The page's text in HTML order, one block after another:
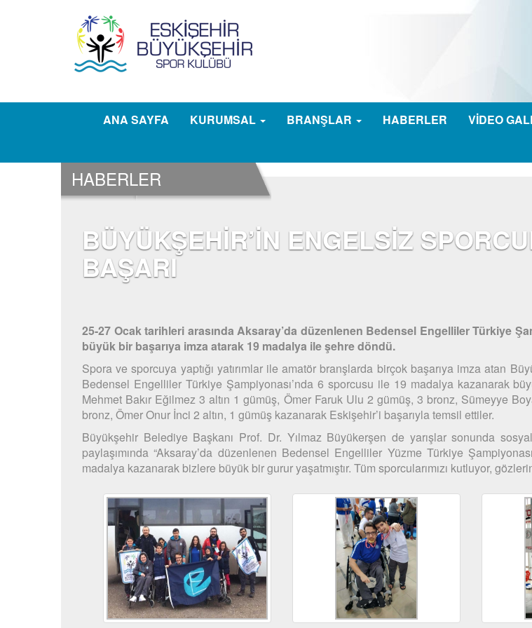
ANA SAYFA KURUMSAL BRANŞLAR HABERLER VİDEO
HABERLER
BÜYÜKŞEHİR’İN ENGELSİZ
BAŞARI
25-27 Ocak tarihleri arasında Aksaray’da düzenlenen Bedensel Engelliler Türkiye
büyük bir başarıya imza atarak 19 madalya ile şehre döndü.
Spora ve sporcuya yaptığı yatırımlar ile amatör branşlarda birçok başarıya imza atan
Bedensel Engelliler Türkiye Şampiyonası’nda 6 sporcusu ile 19 madalya kazanarak
Mehmet Bakır Eğilmez 3 altın 1 gümüş, Ömer Faruk Ulu 2 gümüş, 3 bronz, Sümeyye
bronz, Ömer Onur İnci 2 altın, 1 gümüş kazanarak Eskişehir’i başarıyla temsil ettiler.
Büyükşehir Belediye Başkanı Prof. Dr. Yılmaz Büyükerşen de yarışlar sonunda
paylaşımında “Aksaray’da düzenlenen Bedensel Engelliler Yüzme Türkiye
madalya kazanarak bizlere büyük bir gurur yaşatmıştır. Tüm sporcularımızı kutluyor,